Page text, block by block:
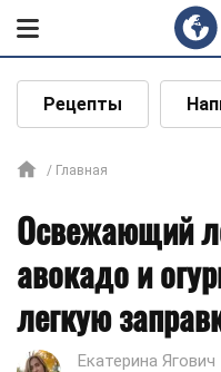
Рецепты
Главная
Освежающий
авокадо и
легкую
Екатерина Ягович